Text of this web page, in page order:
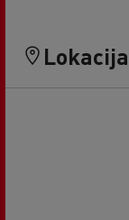
Lokacija